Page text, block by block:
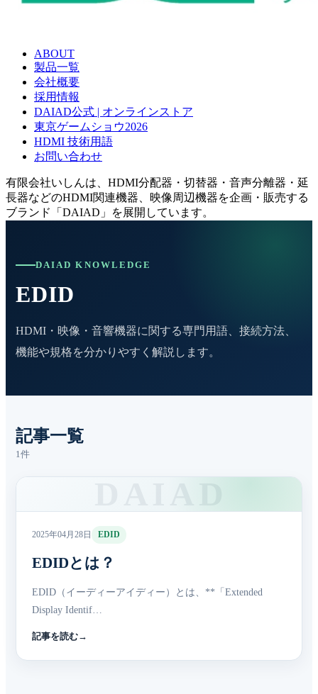
ABOUT
製品一覧
会社概要
採用情報
DAIAD公式 | オンラインストア
東京ゲームショウ2026
HDMI 技術用語
お問い合わせ
有限会社いしんは、HDMI分配器・切替器・音声分離器・延
長器などのHDMI関連機器、映像周辺機器を企画・販売する
ブランド「DAIAD」を展開しています。
DAIAD KNOWLEDGE
EDID
HDMI・映像・音響機器に関する専門用語、接続方法、
機能や規格を分かりやすく解説します。
記事一覧
1件
2025年04月28日 EDID
EDIDとは？
EDID（イーディーアイディー）とは、**「Extended
Display Identif…
記事を読む